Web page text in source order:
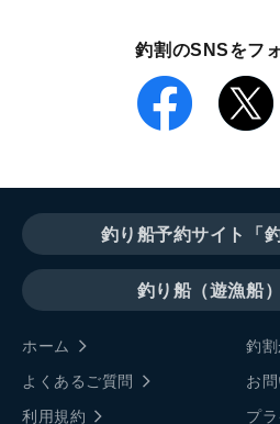
釣割のSNSをフ
釣り船予約サイト「
釣り船（遊漁船
ホーム
釣
よくあるご質問
お
利用規約
プ